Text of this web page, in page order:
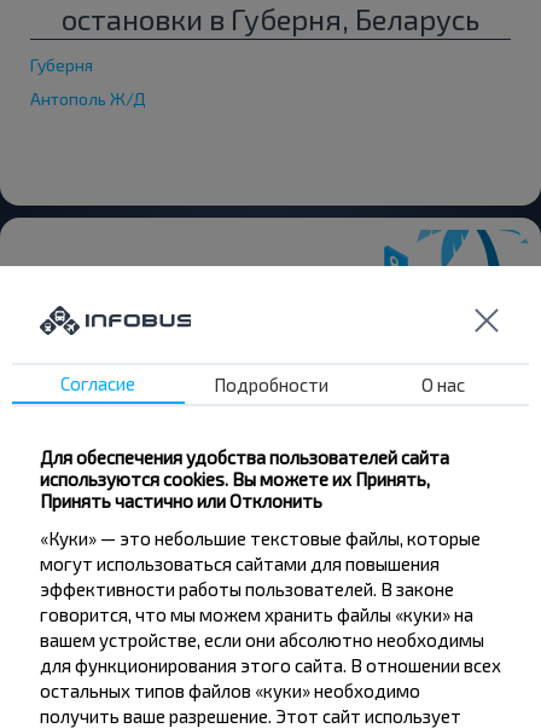
остановки в Губерня, Беларусь
Губерня
Антополь Ж/Д
Хотите
путешествовать
Не пропусти специальные акции, скидки и
другие интересные предложения INFOBUS.
Подпишись на получение новостей и
путешествуй с нами дешевле!
Подписаться
Согласие Подробности О нас
Для обеспечения удобства пользователей сайта
используются cookies. Вы можете их Принять,
Принять частично или Отклонить
«Куки» — это небольшие текстовые файлы, которые
могут использоваться сайтами для повышения
эффективности работы пользователей. В законе
говорится, что мы можем хранить файлы «куки» на
вашем устройстве, если они абсолютно необходимы
для функционирования этого сайта. В отношении всех
остальных типов файлов «куки» необходимо
получить ваше разрешение. Этот сайт использует